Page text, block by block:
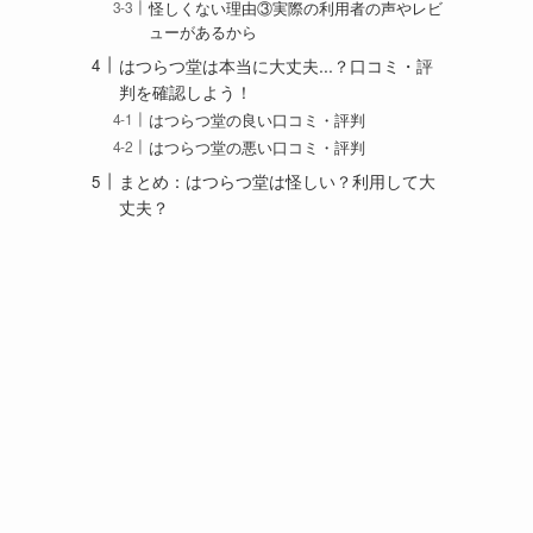
怪しくない理由③実際の利用者の声やレビ
ューがあるから
はつらつ堂は本当に大丈夫...？口コミ・評
判を確認しよう！
はつらつ堂の良い口コミ・評判
はつらつ堂の悪い口コミ・評判
まとめ：はつらつ堂は怪しい？利用して大
丈夫？